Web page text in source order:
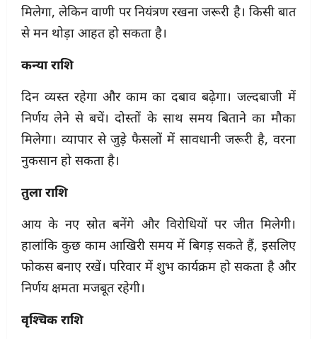
मिलेगा, लेकिन वाणी पर नियंत्रण रखना जरूरी है। किसी बात
से मन थोड़ा आहत हो सकता है।
कन्या राशि
दिन व्यस्त रहेगा और काम का दबाव बढ़ेगा। जल्दबाजी में
निर्णय लेने से बचें। दोस्तों के साथ समय बिताने का मौका
मिलेगा। व्यापार से जुड़े फैसलों में सावधानी जरूरी है, वरना
नुकसान हो सकता है।
तुला राशि
आय के नए स्रोत बनेंगे और विरोधियों पर जीत मिलेगी।
हालांकि कुछ काम आखिरी समय में बिगड़ सकते हैं, इसलिए
फोकस बनाए रखें। परिवार में शुभ कार्यक्रम हो सकता है और
निर्णय क्षमता मजबूत रहेगी।
वृश्चिक राशि